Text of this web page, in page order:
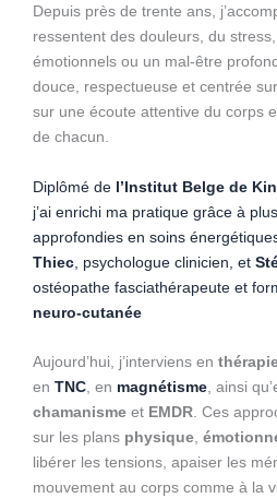
Depuis près de trente ans,
ressentent des douleurs, du
émotionnels ou un mal-être
douce, respectueuse et centrée sur
sur une écoute attentive du corps
de chacun.
Diplômé de l’Institut Belge de
j’ai enrichi ma pratique grâce à
approfondies en soins
Thiec , psychologue clinicien, et
ostéopathe fasciathérapeute et
neuro-cutanée
Aujourd’hui, j’interviens en
en TNC , en magnétisme , ainsi
chamanisme et EMDR . Ces
sur les plans physique
libérer les tensions, apaiser les
mouvement au corps comme à la